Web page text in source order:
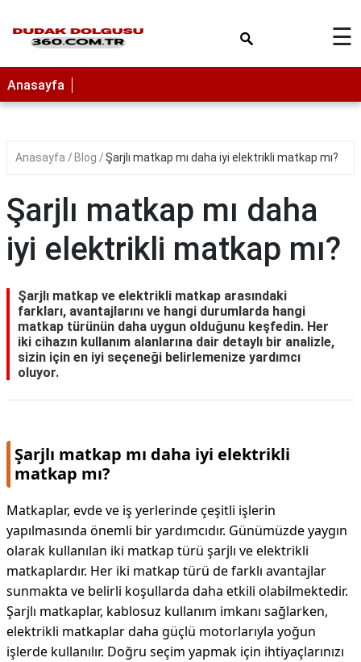
☰
Anasayfa
Anasayfa Blog Şarjlı matkap mı daha iyi elektrikli matkap mı?
Şarjlı matkap mı daha
iyi elektrikli matkap mı?
Şarjlı matkap ve elektrikli matkap arasındaki
farkları, avantajlarını ve hangi durumlarda hangi
matkap türünün daha uygun olduğunu keşfedin. Her
iki cihazın kullanım alanlarına dair detaylı bir analizle,
sizin için en iyi seçeneği belirlemenize yardımcı
oluyor.
Şarjlı matkap mı daha iyi elektrikli
matkap mı?
Matkaplar, evde ve iş yerlerinde çeşitli işlerin
yapılmasında önemli bir yardımcıdır. Günümüzde yaygın
olarak kullanılan iki matkap türü şarjlı ve elektrikli
matkaplardır. Her iki matkap türü de farklı avantajlar
sunmakta ve belirli koşullarda daha etkili olabilmektedir.
Şarjlı matkaplar, kablosuz kullanım imkanı sağlarken,
elektrikli matkaplar daha güçlü motorlarıyla yoğun
işlerde kullanılır. Doğru seçim yapmak için ihtiyaçlarınızı